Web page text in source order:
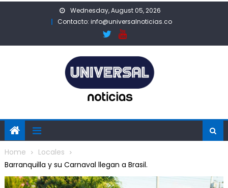
Wednesday, August 05, 2026
Contacto: info@universalnoticias.co
Home
Locales
Barranquilla y su Carnaval llegan a Brasil.